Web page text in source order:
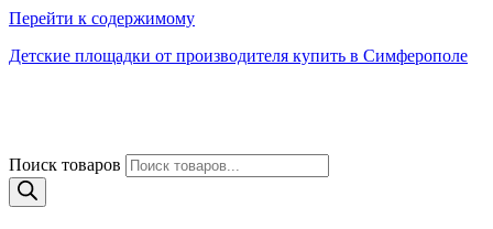
Перейти к содержимому
Детские площадки от производителя купить в Симферополе
Поиск товаров